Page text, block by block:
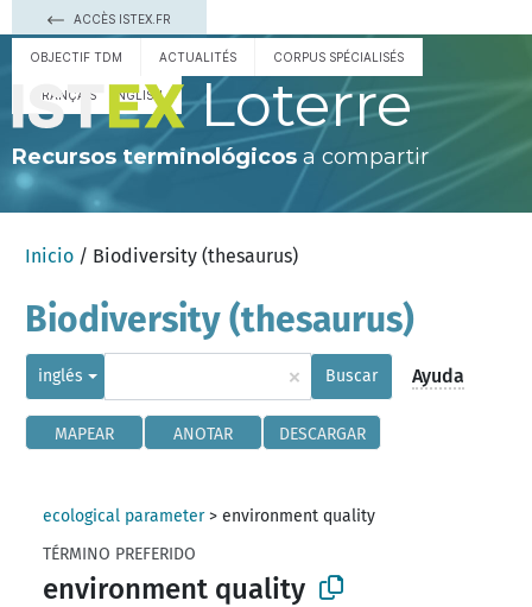
ACCÈS ISTEX.FR
OBJECTIF TDM ACTUALITÉS CORPUS SPÉCIALISÉS
FRANÇAIS ENGLISH Loterre
Recursos terminológicos a compartir
Inicio / Biodiversity (thesaurus)
Biodiversity (thesaurus)
inglés × Buscar Ayuda
MAPEAR ANOTAR DESCARGAR
ecological parameter>environment quality
TÉRMINO PREFERIDO
environment quality